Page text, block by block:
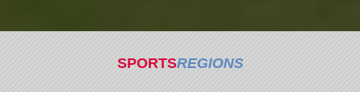
SPORTSREGIONS